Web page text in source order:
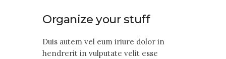
Organize your stuff
Duis autem vel eum iriure dolor in
hendrerit in vulputate velit esse